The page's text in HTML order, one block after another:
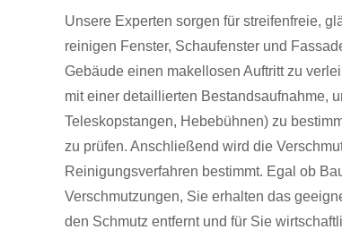
Unsere Experten sorgen für streifenfreie,
reinigen Fenster, Schaufenster und
Gebäude einen makellosen Auftritt zu
mit einer detaillierten Bestandsaufnahme,
Teleskopstangen, Hebebühnen) zu
zu prüfen. Anschließend wird die
Reinigungsverfahren bestimmt. Egal ob
Verschmutzungen, Sie erhalten das
den Schmutz entfernt und für Sie